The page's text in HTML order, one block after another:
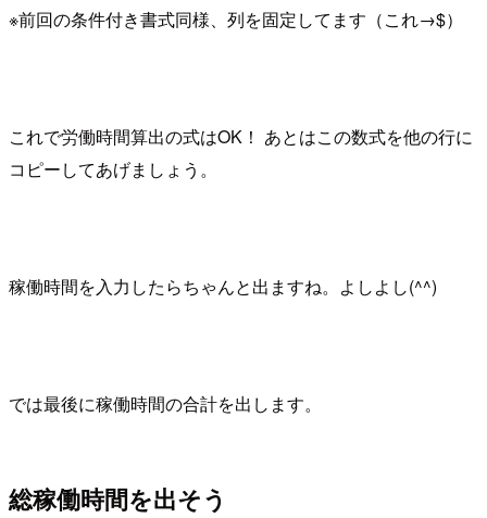
※前回の条件付き書式同様、列を固定してます（これ→$）
これで労働時間算出の式はOK！ あとはこの数式を他の行に
コピーしてあげましょう。
稼働時間を入力したらちゃんと出ますね。よしよし(^^)
では最後に稼働時間の合計を出します。
総稼働時間を出そう